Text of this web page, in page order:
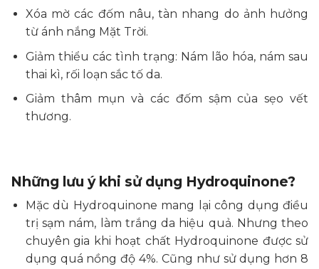
Xóa mờ các đốm nâu, tàn nhang do ảnh hưởng
từ ánh nắng Mặt Trời.
Giảm thiểu các tình trạng: Nám lão hóa, nám sau
thai kì, rối loạn sắc tố da.
Giảm thâm mụn và các đốm sậm của sẹo vết
thương.
Những lưu ý khi sử dụng Hydroquinone?
Mặc dù Hydroquinone mang lại công dụng điều
trị sạm nám, làm trắng da hiệu quả. Nhưng theo
chuyên gia khi hoạt chất Hydroquinone được sử
dụng quá nồng độ 4%. Cũng như sử dụng hơn 8